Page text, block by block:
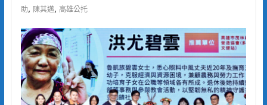
助, 陳其邁, 高雄公托